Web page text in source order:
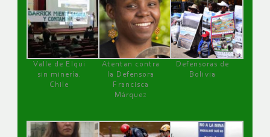
Valle de Elqui
sin minería.
Chile
Atentan contra
la Defensora
Francisca
Márquez
Defensoras de
Bolivia